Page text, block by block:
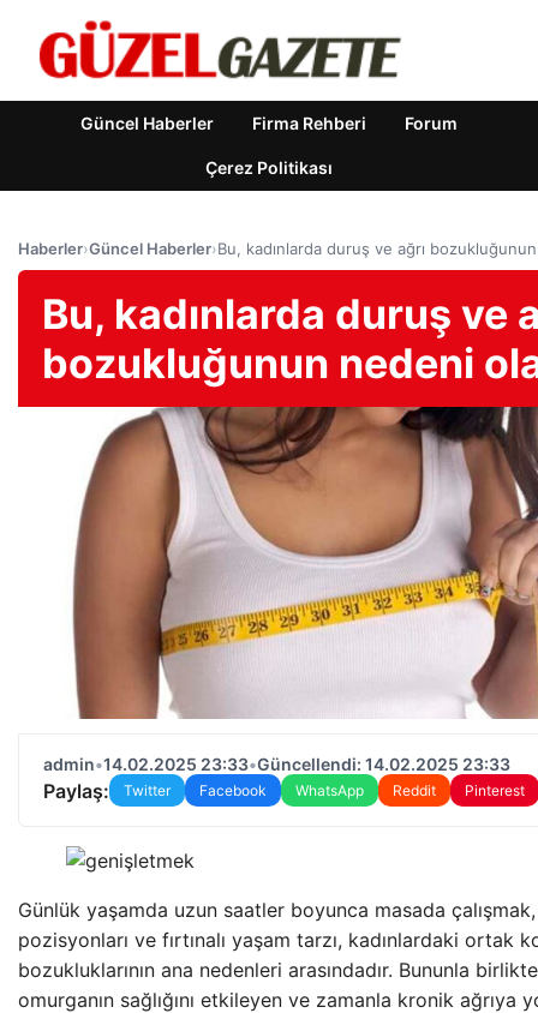
Güncel Haberler Firma Rehberi Forum
Çerez Politikası
Haberler›Güncel Haberler›Bu, kadınlarda duruş ve ağrı
Bu, kadınlarda duruş ve
bozukluğunun nedeni
admin•14.02.2025 23:33•Güncellendi: 14.02.2025 23:33
Paylaş: Twitter Facebook WhatsApp Reddit Pinterest
Günlük yaşamda uzun saatler boyunca masada
pozisyonları ve fırtınalı yaşam tarzı, kadınlardaki ortak
bozukluklarının ana nedenleri arasındadır. Bununla
omurganın sağlığını etkileyen ve zamanla kronik ağrıya